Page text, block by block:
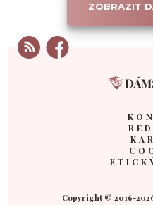
ZOBRAZIT
Copyright © 2016-